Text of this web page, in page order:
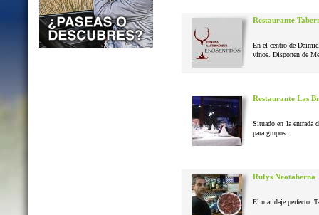
Restaurante
En el centro de
vinos. Disponen de
Restaurante Las
Situado en la entrada
para grupos.
Rufys Neotaberna
El maridaje perfecto.